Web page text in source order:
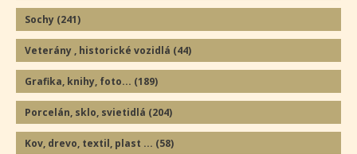
Sochy (241)
Veterány , historické vozidlá (44)
Grafika, knihy, foto... (189)
Porcelán, sklo, svietidlá (204)
Kov, drevo, textil, plast ... (58)